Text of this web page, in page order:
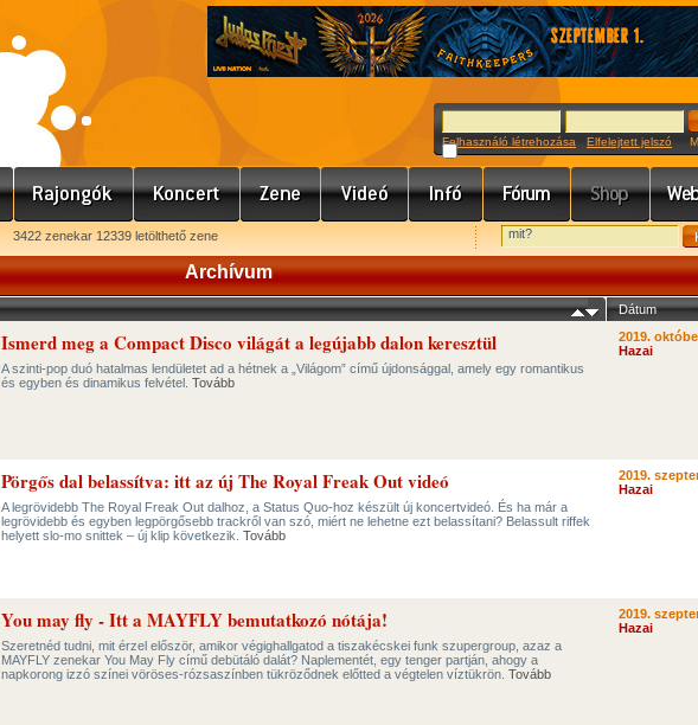
Felhasználó létrehozása Elfelejtett jelszó
3422 zenekar 12339 letölthető zene
Archívum
Dátum
Ismerd meg a Compact Disco világát a legújabb dalon keresztül
A szinti-pop duó hatalmas lendületet ad a hétnek a „Világom” című újdonsággal, amely egy romantikus
és egyben és dinamikus felvétel. Tovább
2019.
Hazai
Pörgős dal belassítva: itt az új The Royal Freak Out videó
A legrövidebb The Royal Freak Out dalhoz, a Status Quo-hoz készült új koncertvideó. És ha már a
legrövidebb és egyben legpörgősebb trackről van szó, miért ne lehetne ezt belassítani? Belassult riffek
helyett slo-mo snittek – új klip következik. Tovább
2019.
Hazai
You may fly - Itt a MAYFLY bemutatkozó nótája!
Szeretnéd tudni, mit érzel először, amikor végighallgatod a tiszakécskei funk szupergroup, azaz a
MAYFLY zenekar You May Fly című debütáló dalát? Naplementét, egy tenger partján, ahogy a
napkorong izzó színei vöröses-rózsaszínben tükröződnek előtted a végtelen víztükrön. Tovább
2019.
Hazai